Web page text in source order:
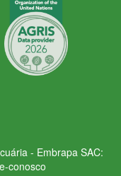
- Embrapa SAC:
conosco